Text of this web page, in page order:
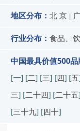
地区分布： 北 京 |
行业分布： 食品、
中国最具价值500品
[一] [二] [三] [四] [五
三] [二十四] [二十五
[三十九] [四十]